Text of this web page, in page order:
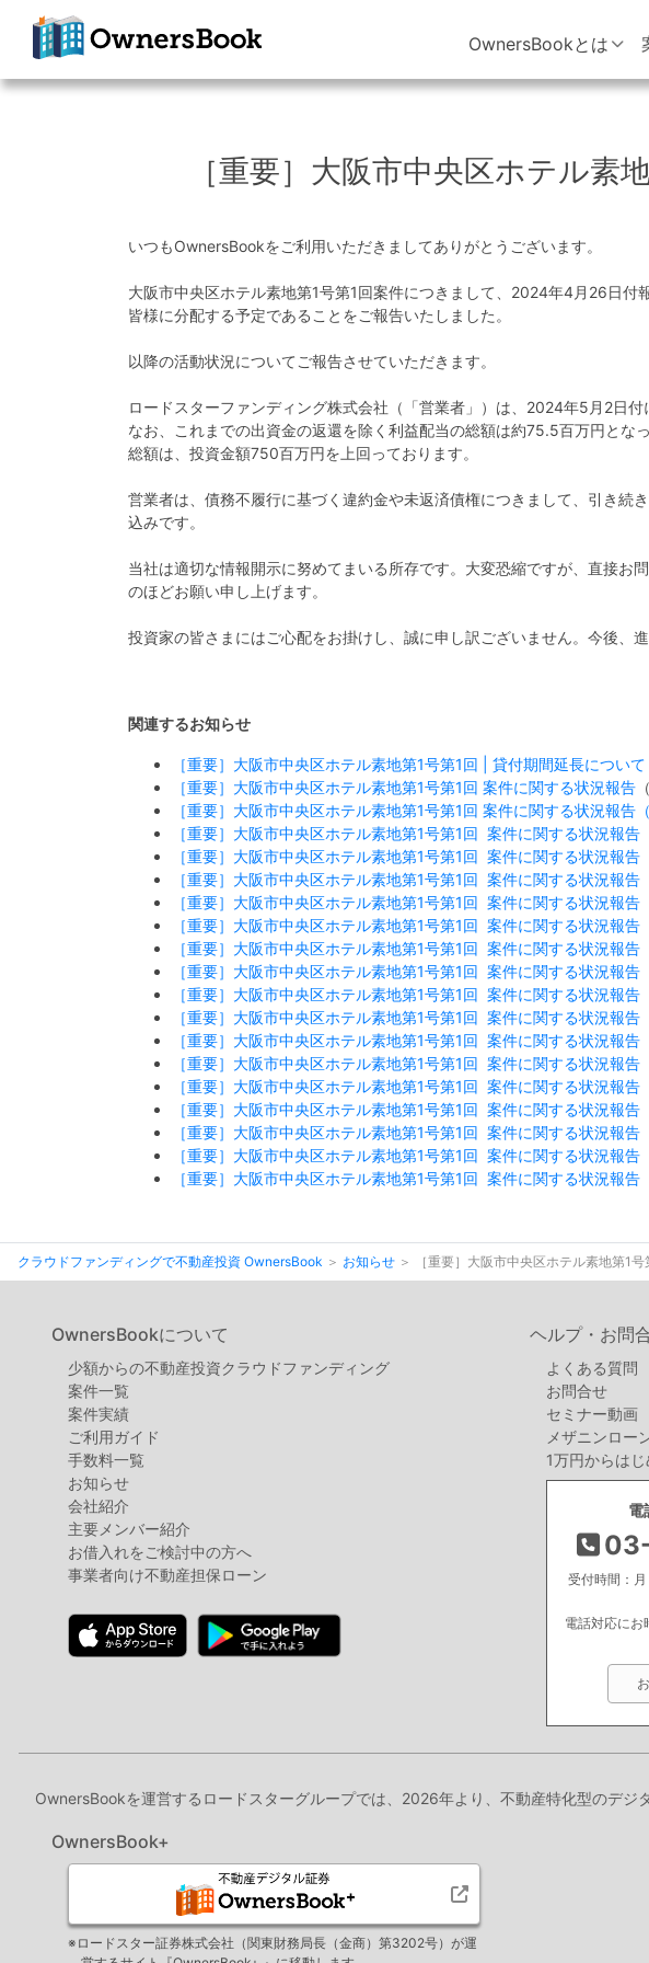
クラウドファン
OwnersBook
OwnersBookとは
［重要］大阪市中央区ホテル素
いつもOwnersBookをご利用いただきましてありがとうございます。
大阪市中央区ホテル素地第1号第1回案件につきまして、2024年4月26日
皆様に分配する予定であることをご報告いたしました。
以降の活動状況についてご報告させていただきます。
ロードスターファンディング株式会社（「営業者」）は、2024年5月2日
なお、これまでの出資金の返還を除く利益配当の総額は約75.5百万円と
総額は、投資金額750百万円を上回っております。
営業者は、債務不履行に基づく違約金や未返済債権につきまして、引き続
込みです。
当社は適切な情報開示に努めてまいる所存です。大変恐縮ですが、直接
のほどお願い申し上げます。
投資家の皆さまにはご心配をお掛けし、誠に申し訳ございません。今後、
関連するお知らせ
［重要］大阪市中央区ホテル素地第1号第1回 | 貸付期間延長について
［重要］大阪市中央区ホテル素地第1号第1回 案件に関する状況報告
［重要］大阪市中央区ホテル素地第1号第1回 案件に関する状況報告（
［重要］大阪市中央区ホテル素地第1号第1回 案件に関する状況報告
［重要］大阪市中央区ホテル素地第1号第1回 案件に関する状況報告
［重要］大阪市中央区ホテル素地第1号第1回 案件に関する状況報告
［重要］大阪市中央区ホテル素地第1号第1回 案件に関する状況報告
［重要］大阪市中央区ホテル素地第1号第1回 案件に関する状況報告
［重要］大阪市中央区ホテル素地第1号第1回 案件に関する状況報告
［重要］大阪市中央区ホテル素地第1号第1回 案件に関する状況報告
［重要］大阪市中央区ホテル素地第1号第1回 案件に関する状況報告
［重要］大阪市中央区ホテル素地第1号第1回 案件に関する状況報告
［重要］大阪市中央区ホテル素地第1号第1回 案件に関する状況報告
［重要］大阪市中央区ホテル素地第1号第1回 案件に関する状況報告
［重要］大阪市中央区ホテル素地第1号第1回 案件に関する状況報告
［重要］大阪市中央区ホテル素地第1号第1回 案件に関する状況報告
［重要］大阪市中央区ホテル素地第1号第1回 案件に関する状況報告
［重要］大阪市中央区ホテル素地第1号第1回 案件に関する状況報告
［重要］大阪市中央区ホテル素地第1号第1回 案件に関する状況報告
クラウドファンディングで不動産投資 OwnersBook お知らせ ［重要］大阪市中央区ホテル素地第1
OwnersBookについて
少額からの不動産投資クラウドファンディング
案件⼀覧
案件実績
ご利用ガイド
手数料一覧
お知らせ
会社紹介
主要メンバー紹介
お借入れをご検討中の方へ
事業者向け不動産担保ローン
ヘルプ・お問
よくある質問
お問合せ
セミナー動画
メザニンロー
1万円からは
電
受付時間：
電話対応にお
OwnersBookを運営するロードスターグループでは、2026年より、不動産特化型のデジ
OwnersBook+
※ロードスター証券株式会社（関東財務局長（金商）第3202号）が運